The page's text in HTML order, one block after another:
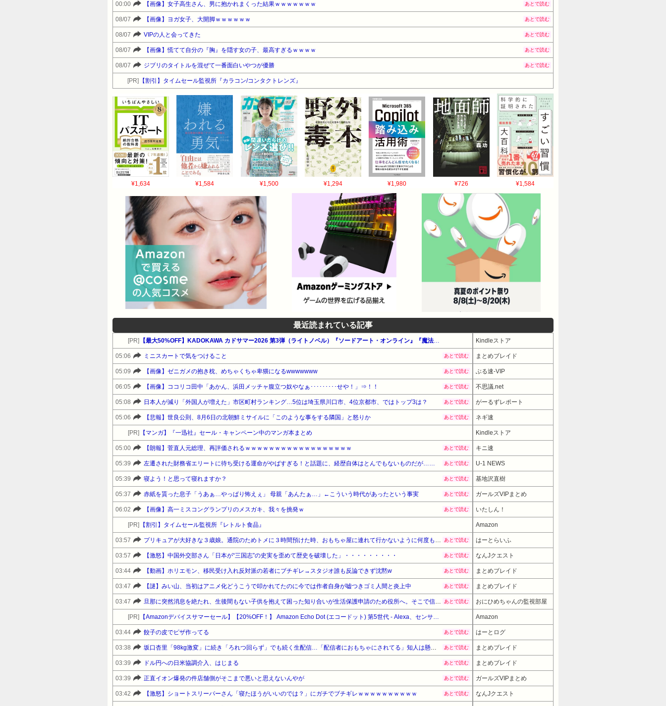
00:00 【画像】女子高生さん、男に抱かれまくった結果ｗｗｗｗｗｗｗ あとで読む
08/07 【画像】ヨガ女子、大開脚ｗｗｗｗｗｗ あとで読む
08/07 VIPの人と会ってきた あとで読む
08/07 【画像】慌てて自分の『胸』を隠す女の子、最高すぎるｗｗｗｗ あとで読む
08/07 ジブリのタイトルを混ぜて一番面白いやつが優勝 あとで読む
[PR] 【割引】タイムセール監視所『カラコン/コンタクトレンズ』
¥1,634 ¥1,584 ¥1,500 ¥1,294 ¥1,980 ¥726 ¥1,584
最近読まれている記事
[PR] Kindleストア
05:06 ミニスカートで気をつけること あとで読む まとめブレイド
05:09 【画像】ゼニガメの抱き枕、めちゃくちゃ卑猥になるwwwwwww あとで読む ぶる速-VIP
06:05 【画像】ココリコ田中「あかん、浜田メッチャ腹立つ奴やなぁ･････････せや！」⇒！！ あとで読む 不思議.net
05:08 日本人が減り「外国人が増えた」市区町村ランキング…5位は埼玉県川口市、4位京都市、ではトップ3は？ あとで読む がーるずレポート
05:06 【悲報】世良公則、8月6日の北朝鮮ミサイルに「このような事をする隣国」と怒りか あとで読む ネギ速
[PR] 【マンガ】『一迅社』セール・キャンペーン中のマンガ本まとめ Kindleストア
05:00 【朗報】菅直人元総理、再評価されるｗｗｗｗｗｗｗｗｗｗｗｗｗｗｗｗｗｗ あとで読む キニ速
05:39 左遷された財務省エリートに待ち受ける運命がやばすぎる！と話題に、経歴自体はとんでもないものだが…… あとで読む U-1 NEWS
05:39 寝よう！と思って寝れますか？ あとで読む 基地沢直樹
05:37 赤紙を貰った息子「うあぁ…やっぱり怖えぇ」 母親「あんたぁ…」←こういう時代があったという事実 あとで読む ガールズVIPまとめ
06:02 【画像】高一ミスコングランプリのメスガキ、我々を挑発ｗ あとで読む いたしん！
[PR] 【割引】タイムセール監視所『レトルト食品』 Amazon
03:57 あとで読む はーとらいふ
03:57 【激怒】中国外交部さん「日本が“三国志”の史実を歪めて歴史を破壊した」・・・・・・・・・ あとで読む なんJクエスト
03:44 【動画】ホリエモン、移民受け入れ反対派の若者にブチギレ→スタジオ誰も反論できず沈黙w あとで読む まとめブレイド
03:47 【謎】みい山、当初はアニメ化どうこうで叩かれてたのに今では作者自身が嘘つきゴミ人間と炎上中 あとで読む まとめブレイド
03:47 あとで読む おにひめちゃんの監視部屋
[PR] Amazon
03:44 餃子の皮でピザ作ってる あとで読む はーとログ
03:38 あとで読む まとめブレイド
03:39 ドル円への日米協調介入、はじまる あとで読む まとめブレイド
03:39 正直イオン爆発の件店舗側がそこまで悪いと思えないんやが あとで読む ガールズVIPまとめ
03:42 【激怒】ショートスリーパーさん「寝たほうがいいのでは？」にガチでブチギレｗｗｗｗｗｗｗｗｗｗ あとで読む なんJクエスト